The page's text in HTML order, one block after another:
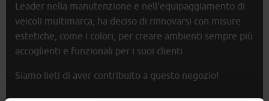
Leader nella manutenzione e nell'equipaggiamento di
veicoli multimarca, ha deciso di rinnovarsi con misure
estetiche, come i colori, per creare ambienti sempre più
accoglienti e funzionali per i suoi clienti
Siamo lieti di aver contribuito a questo negozio!